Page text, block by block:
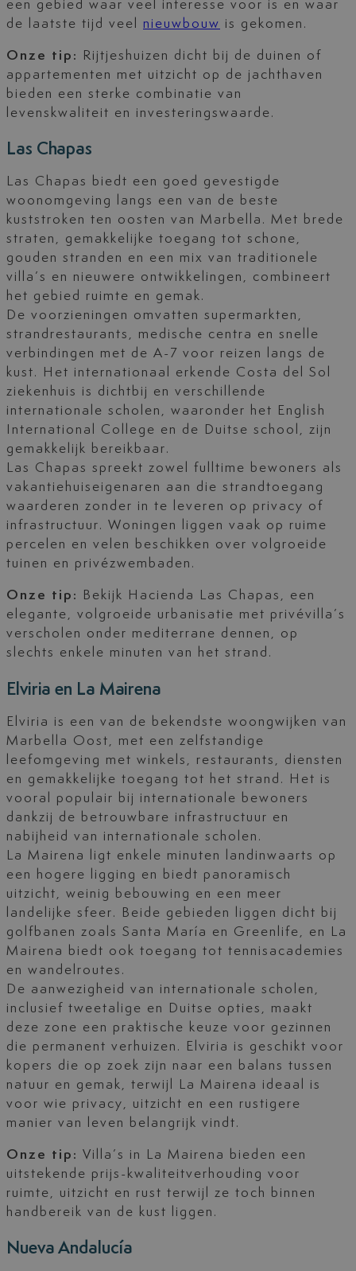
een gebied waar veel interesse voor is en waar
de laatste tijd veel nieuwbouw is gekomen.
Onze tip:
Rijtjeshuizen dicht bij de duinen of
appartementen met uitzicht op de jachthaven
bieden een sterke combinatie van
levenskwaliteit en investeringswaarde.
Las Chapas
Las Chapas biedt een goed gevestigde
woonomgeving langs een van de beste
kuststroken ten oosten van Marbella. Met brede
straten, gemakkelijke toegang tot schone,
gouden stranden en een mix van traditionele
villa’s en nieuwere ontwikkelingen, combineert
het gebied ruimte en gemak.
De voorzieningen omvatten supermarkten,
strandrestaurants, medische centra en snelle
verbindingen met de A-7 voor reizen langs de
kust. Het internationaal erkende Costa del Sol
ziekenhuis is dichtbij en verschillende
internationale scholen, waaronder het English
International College en de Duitse school, zijn
gemakkelijk bereikbaar.
Las Chapas spreekt zowel fulltime bewoners als
vakantiehuiseigenaren aan die strandtoegang
waarderen zonder in te leveren op privacy of
infrastructuur. Woningen liggen vaak op ruime
percelen en velen beschikken over volgroeide
tuinen en privézwembaden.
Onze tip:
Bekijk Hacienda Las Chapas, een
elegante, volgroeide urbanisatie met privévilla’s
verscholen onder mediterrane dennen, op
slechts enkele minuten van het strand.
Elviria en La Mairena
Elviria is een van de bekendste woongwijken van
Marbella Oost, met een zelfstandige
leefomgeving met winkels, restaurants, diensten
en gemakkelijke toegang tot het strand. Het is
vooral populair bij internationale bewoners
dankzij de betrouwbare infrastructuur en
nabijheid van internationale scholen.
La Mairena ligt enkele minuten landinwaarts op
een hogere ligging en biedt panoramisch
uitzicht, weinig bebouwing en een meer
landelijke sfeer. Beide gebieden liggen dicht bij
golfbanen zoals Santa María en Greenlife, en La
Mairena biedt ook toegang tot tennisacademies
en wandelroutes.
De aanwezigheid van internationale scholen,
inclusief tweetalige en Duitse opties, maakt
deze zone een praktische keuze voor gezinnen
die permanent verhuizen. Elviria is geschikt voor
kopers die op zoek zijn naar een balans tussen
natuur en gemak, terwijl La Mairena ideaal is
voor wie privacy, uitzicht en een rustigere
manier van leven belangrijk vindt.
Onze tip: Villa’s in La Mairena bieden een
uitstekende prijs-kwaliteitverhouding voor
ruimte, uitzicht en rust terwijl ze toch binnen
handbereik van de kust liggen.
Nueva Andalucía